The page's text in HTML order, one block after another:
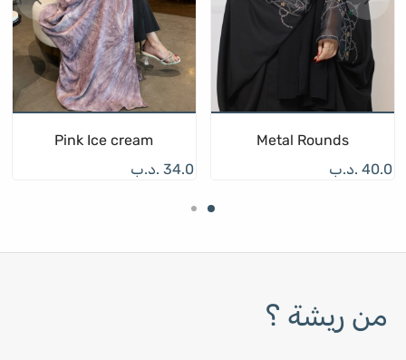
Metal Rounds
40.0 .د.ب
Pink Ice cream
34.0 .د.ب
من ريشة ؟